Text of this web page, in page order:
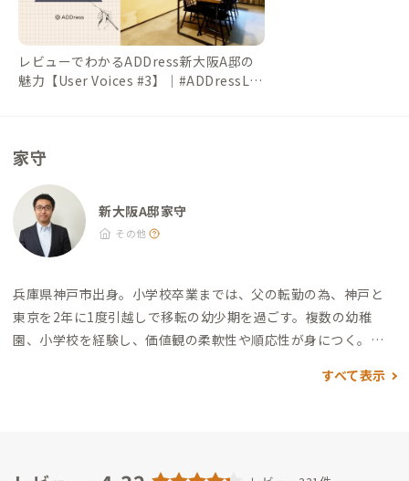
レビューでわかるADDress新大阪A邸の
魅力【User Voices #3】｜#ADDressLif
家守
新大阪A邸家守
その他
兵庫県神戸市出身。 小学校卒業までは、父の転勤の為、神戸と
東京を2年に1度引越しで移転の幼少期を過ごす。複数の幼稚
園、小学校を経験し、価値観の柔軟性や順応性が身につく。 現
コンサルティング会社」で、不動産オーナー様のお悩みの解決の
きるよう活動しながら、様々な生き方をされている会員さん達
すべて表示